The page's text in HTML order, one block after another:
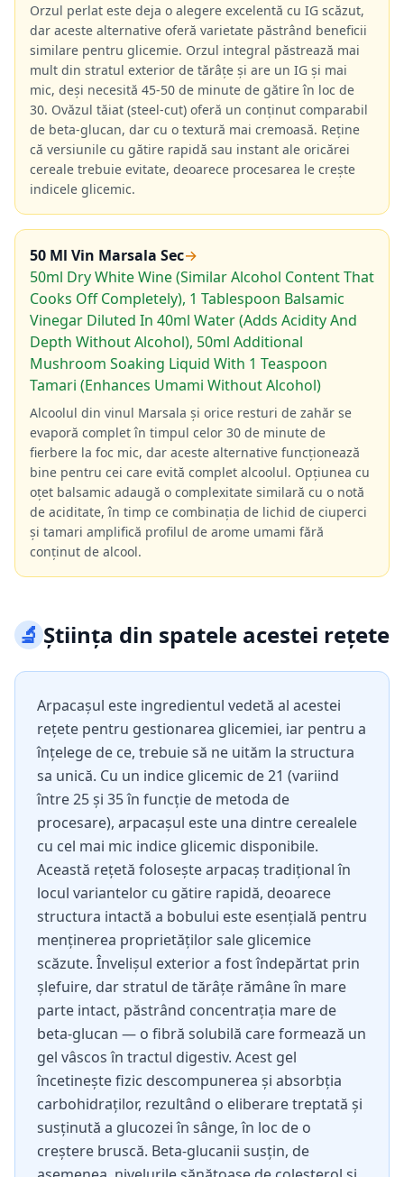
Orzul perlat este deja o alegere excelentă cu IG scăzut,
dar aceste alternative oferă varietate păstrând beneficii
similare pentru glicemie. Orzul integral păstrează mai
mult din stratul exterior de tărâțe și are un IG și mai
mic, deși necesită 45-50 de minute de gătire în loc de
30. Ovăzul tăiat (steel-cut) oferă un conținut comparabil
de beta-glucan, dar cu o textură mai cremoasă. Reține
că versiunile cu gătire rapidă sau instant ale oricărei
cereale trebuie evitate, deoarece procesarea le crește
indicele glicemic.
50 Ml Vin Marsala Sec→
50ml Dry White Wine (Similar Alcohol Content That
Cooks Off Completely), 1 Tablespoon Balsamic
Vinegar Diluted In 40ml Water (Adds Acidity And
Depth Without Alcohol), 50ml Additional
Mushroom Soaking Liquid With 1 Teaspoon
Tamari (Enhances Umami Without Alcohol)
Alcoolul din vinul Marsala și orice resturi de zahăr se
evaporă complet în timpul celor 30 de minute de
fierbere la foc mic, dar aceste alternative funcționează
bine pentru cei care evită complet alcoolul. Opțiunea cu
oțet balsamic adaugă o complexitate similară cu o notă
de aciditate, în timp ce combinația de lichid de ciuperci
și tamari amplifică profilul de arome umami fără
conținut de alcool.
🔬Știința din spatele acestei rețete
Arpacașul este ingredientul vedetă al acestei
rețete pentru gestionarea glicemiei, iar pentru a
înțelege de ce, trebuie să ne uităm la structura
sa unică. Cu un indice glicemic de 21 (variind
între 25 și 35 în funcție de metoda de
procesare), arpacașul este una dintre cerealele
cu cel mai mic indice glicemic disponibile.
Această rețetă folosește arpacaș tradițional în
locul variantelor cu gătire rapidă, deoarece
structura intactă a bobului este esențială pentru
menținerea proprietăților sale glicemice
scăzute. Învelișul exterior a fost îndepărtat prin
șlefuire, dar stratul de tărâțe rămâne în mare
parte intact, păstrând concentrația mare de
beta-glucan — o fibră solubilă care formează un
gel vâscos în tractul digestiv. Acest gel
încetinește fizic descompunerea și absorbția
carbohidraților, rezultând o eliberare treptată și
susținută a glucozei în sânge, în loc de o
creștere bruscă. Beta-glucanii susțin, de